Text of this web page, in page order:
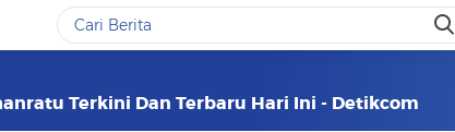
Terkini Dan Terbaru Hari Ini - Detikcom